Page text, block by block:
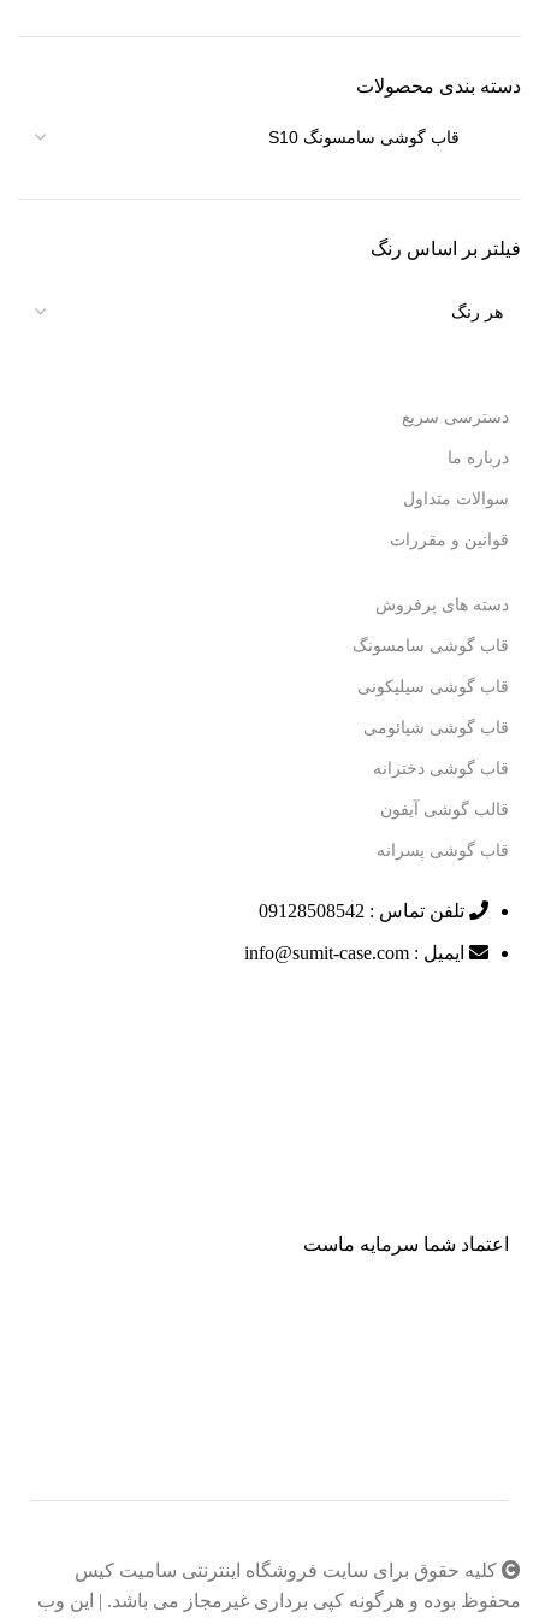
دسته بندی محصولات
فیلتر بر اساس رنگ
دسترسی سریع
درباره ما
سوالات متداول
قوانین و مقررات
دسته های پرفروش
قاب گوشی سامسونگ
قاب گوشی سیلیکونی
قاب گوشی شیائومی
قاب گوشی دخترانه
قالب گوشی آیفون
قاب گوشی پسرانه
تلفن تماس : 09128508542
ایمیل : info@sumit-case.com
اعتماد شما سرمایه ماست
کلیه حقوق برای سایت فروشگاه اینترنتی سامیت کیس
محفوظ بوده و هرگونه کپی برداری غیرمجاز می باشد. | این وب